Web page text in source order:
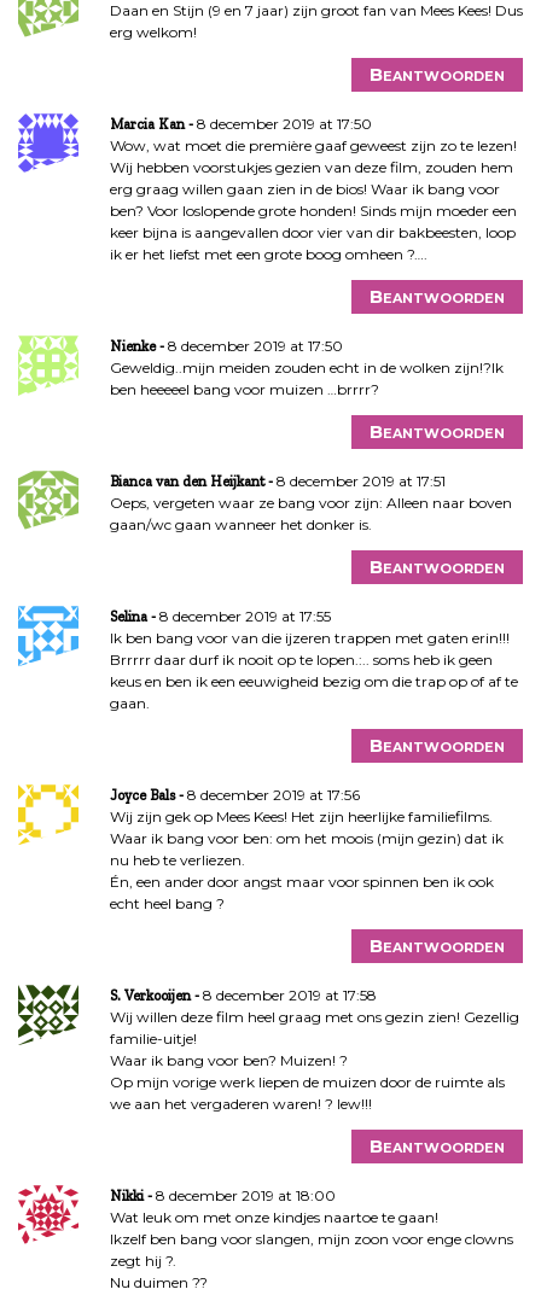
Daan en Stijn (9 en 7 jaar) zijn groot fan van Mees Kees! Dus
erg welkom!
Beantwoorden
Marcia Kan
8 december 2019 at 17:50
Wow, wat moet die première gaaf geweest zijn zo te lezen!
Wij hebben voorstukjes gezien van deze film, zouden hem
erg graag willen gaan zien in de bios! Waar ik bang voor
ben? Voor loslopende grote honden! Sinds mijn moeder een
keer bijna is aangevallen door vier van dir bakbeesten, loop
ik er het liefst met een grote boog omheen ?….
Beantwoorden
Nienke
8 december 2019 at 17:50
Geweldig..mijn meiden zouden echt in de wolken zijn!?Ik
ben heeeeel bang voor muizen …brrrr?
Beantwoorden
Bianca van den Heijkant
8 december 2019 at 17:51
Oeps, vergeten waar ze bang voor zijn: Alleen naar boven
gaan/wc gaan wanneer het donker is.
Beantwoorden
Selina
8 december 2019 at 17:55
Ik ben bang voor van die ijzeren trappen met gaten erin!!!
Brrrrr daar durf ik nooit op te lopen.:.. soms heb ik geen
keus en ben ik een eeuwigheid bezig om die trap op of af te
gaan.
Beantwoorden
Joyce Bals
8 december 2019 at 17:56
Wij zijn gek op Mees Kees! Het zijn heerlijke familiefilms.
Waar ik bang voor ben: om het moois (mijn gezin) dat ik
nu heb te verliezen.
Én, een ander door angst maar voor spinnen ben ik ook
echt heel bang ?
Beantwoorden
S. Verkooijen
8 december 2019 at 17:58
Wij willen deze film heel graag met ons gezin zien! Gezellig
familie-uitje!
Waar ik bang voor ben? Muizen! ?
Op mijn vorige werk liepen de muizen door de ruimte als
we aan het vergaderen waren! ? Iew!!!
Beantwoorden
Nikki
8 december 2019 at 18:00
Wat leuk om met onze kindjes naartoe te gaan!
Ikzelf ben bang voor slangen, mijn zoon voor enge clowns
zegt hij ?.
Nu duimen ??